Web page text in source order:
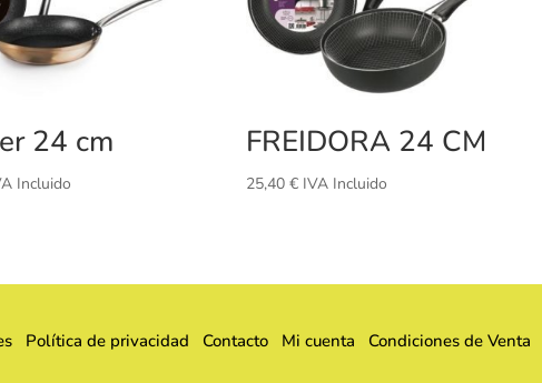
24 cm
Incluido
FREIDORA 24 CM
25,40 € IVA Incluido
Política de privacidad Contacto Mi cuenta Condiciones de Venta